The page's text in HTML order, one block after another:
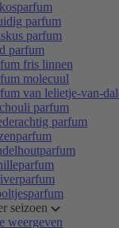
parfum
parfum
parfum
fris linnen
molecuul
van lelietje-van-
parfum
parfum
seizoen
weergeven